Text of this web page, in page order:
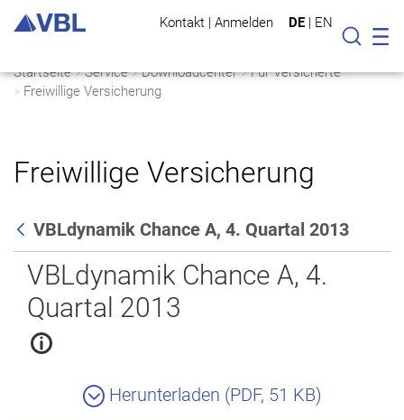
Kontakt | Anmelden DE | EN
Suche
Startseite Service Downloadcenter
Für Versicherte
Freiwillige Versicherung
Freiwillige Versicherung
Zurück
VBLdynamik Chance A, 4. Quartal 2013
VBLdynamik Chance A, 4.
Quartal 2013
Herunterladen (PDF, 51 KB)